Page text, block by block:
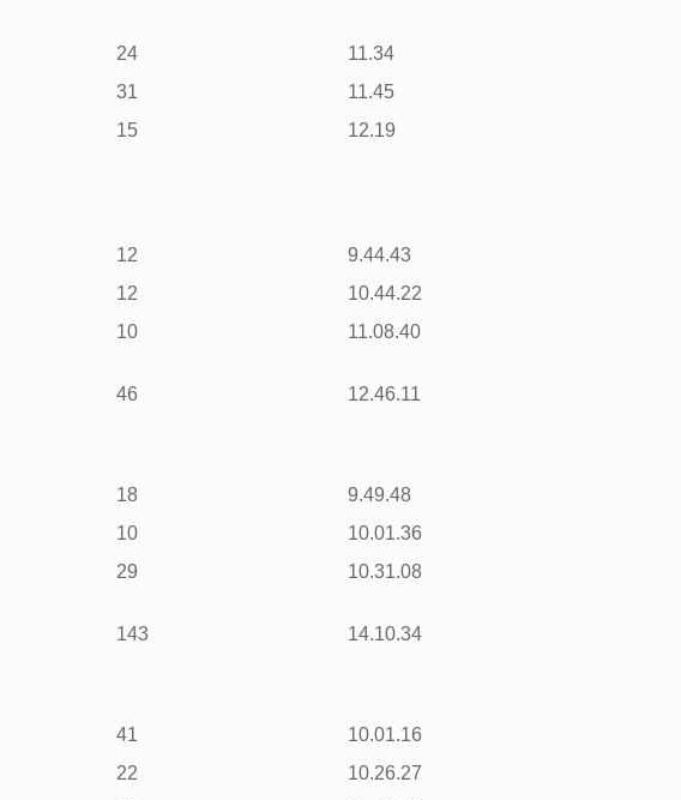
24
11.34
31
11.45
15 12.19
12
9.44.43
12
10.44.22
10 11.08.40
46 12.46.11
18
9.49.48
10
10.01.36
29 10.31.08
143 14.10.34
41
10.01.16
22
10.26.27